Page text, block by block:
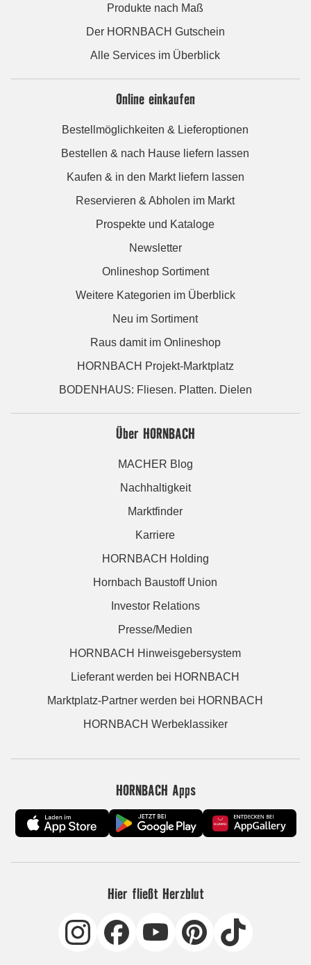
Produkte nach Maß
Der HORNBACH Gutschein
Alle Services im Überblick
Online einkaufen
Bestellmöglichkeiten & Lieferoptionen
Bestellen & nach Hause liefern lassen
Kaufen & in den Markt liefern lassen
Reservieren & Abholen im Markt
Prospekte und Kataloge
Newsletter
Onlineshop Sortiment
Weitere Kategorien im Überblick
Neu im Sortiment
Raus damit im Onlineshop
HORNBACH Projekt-Marktplatz
BODENHAUS: Fliesen. Platten. Dielen
Über HORNBACH
MACHER Blog
Nachhaltigkeit
Marktfinder
Karriere
HORNBACH Holding
Hornbach Baustoff Union
Investor Relations
Presse/Medien
HORNBACH Hinweisgebersystem
Lieferant werden bei HORNBACH
Marktplatz-Partner werden bei HORNBACH
HORNBACH Werbeklassiker
HORNBACH Apps
Hier fließt Herzblut